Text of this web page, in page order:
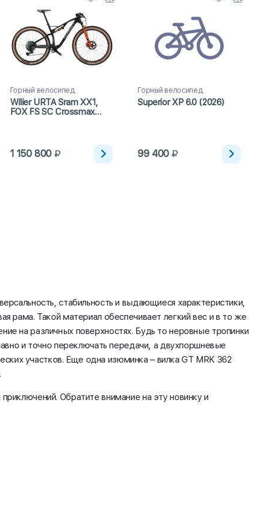
Горный велосипед
Wilier URTA Sram XX1,
FOX FS SC Crossmax
1 150 800
Горный велосипед
Superior XP 6.0 (2026)
99 400
стабильность и выдающиеся характеристики,
рама. Такой материал обеспечивает легкий вес и в то же
на различных поверхностях. Будь то неровные тропинки
и точно переключать передачи, а двухпоршневые
участков. Еще одна изюминка – вилка GT MRK 362
Обратите внимание на эту новинку и